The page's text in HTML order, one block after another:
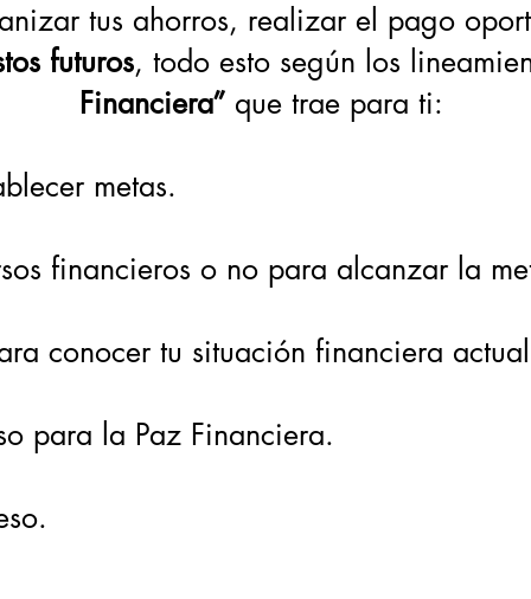
tus ahorros, realizar el pago
futuros, todo esto según los
Financiera”que trae para ti:
metas.
financieros o no para alcanzar la
conocer tu situación financiera
para la Paz Financiera.